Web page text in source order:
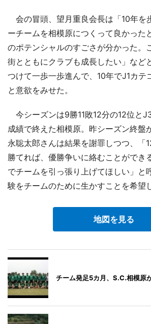
会の冒頭、望月重良会長は「10年を
ーチームを相模原につくって良かった
のポテンシャルのすごさが分かった。
街とともにクラブも成長したい」など
つけて一歩一歩進んで、10年でJ1カテ
と意欲をみせた。
今シーズンは9勝11敗12分の12位と
成績で終えた相模原。昨シーズン終盤
永聡太郎さんは結果を謝罪しつつ、「
勝てれば、優勝争いに絡むことができ
でチームを引っ張り上げてほしい」と
験をチームのために生かすことを希望
地図を見る
チーム発足5カ月、S.C.相模原